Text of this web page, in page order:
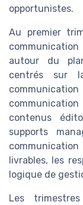
opportunistes.
Au premier
autour du
centrés sur
contenus
supports
livrables, les
logique de
Les